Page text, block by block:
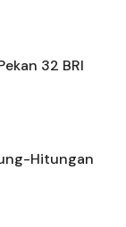
32 BRI
Hitungan